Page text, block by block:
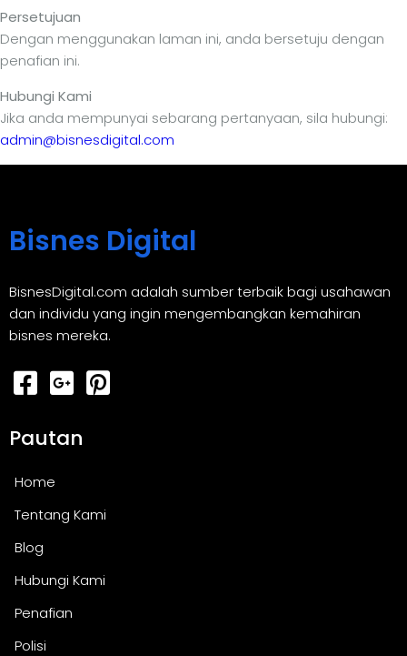
Persetujuan
Dengan menggunakan laman ini, anda bersetuju dengan
penafian ini.
Hubungi Kami
Jika anda mempunyai sebarang pertanyaan, sila hubungi:
admin@bisnesdigital.com
Bisnes Digital
BisnesDigital.com adalah sumber terbaik bagi usahawan
dan individu yang ingin mengembangkan kemahiran
bisnes mereka.
Pautan
Home
Tentang Kami
Blog
Hubungi Kami
Penafian
Polisi